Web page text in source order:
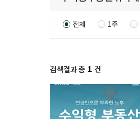
전체 1주
검색결과 총 1 건